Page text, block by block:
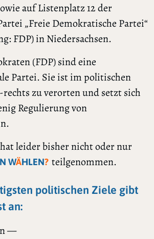
auf Listenplatz 12 der
„Freie Demokratische Partei“
FDP) in Niedersachsen.
(FDP) sind eine
Partei. Sie ist im politischen
zu verorten und setzt sich
Regulierung von
leider bisher nicht oder nur
WÄHLEN? teilgenommen.
politischen Ziele gibt
an:
—